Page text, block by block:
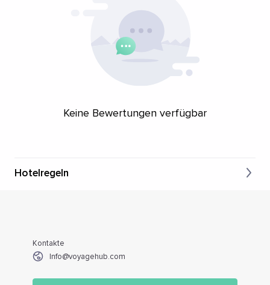
Keine Bewertungen verfügbar
Hotelregeln
Kontakte
Info@voyagehub.com